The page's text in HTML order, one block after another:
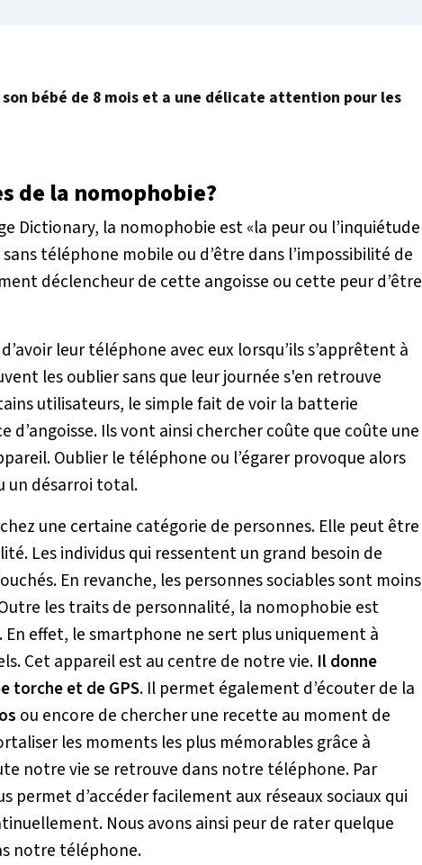
son bébé de 8 mois et a une délicate attention pour les
de la nomophobie?
Dictionary, la nomophobie est «la peur ou l’inquiétude
téléphone mobile ou d’être dans l’impossibilité de
déclencheur de cette angoisse ou cette peur d’être
leur téléphone avec eux lorsqu’ils s’apprêtent à
les oublier sans que leur journée s'en retrouve
utilisateurs, le simple fait de voir la batterie
d’angoisse. Ils vont ainsi chercher coûte que coûte une
Oublier le téléphone ou l’égarer provoque alors
un désarroi total.
une certaine catégorie de personnes. Elle peut être
Les individus qui ressentent un grand besoin de
En revanche, les personnes sociables sont moins
les traits de personnalité, la nomophobie est
effet, le smartphone ne sert plus uniquement à
Cet appareil est au centre de notre vie. Il donne
torche et de GPS. Il permet également d’écouter de la
ou encore de chercher une recette au moment de
les moments les plus mémorables grâce à
notre vie se retrouve dans notre téléphone. Par
permet d’accéder facilement aux réseaux sociaux qui
Nous avons ainsi peur de rater quelque
notre téléphone.